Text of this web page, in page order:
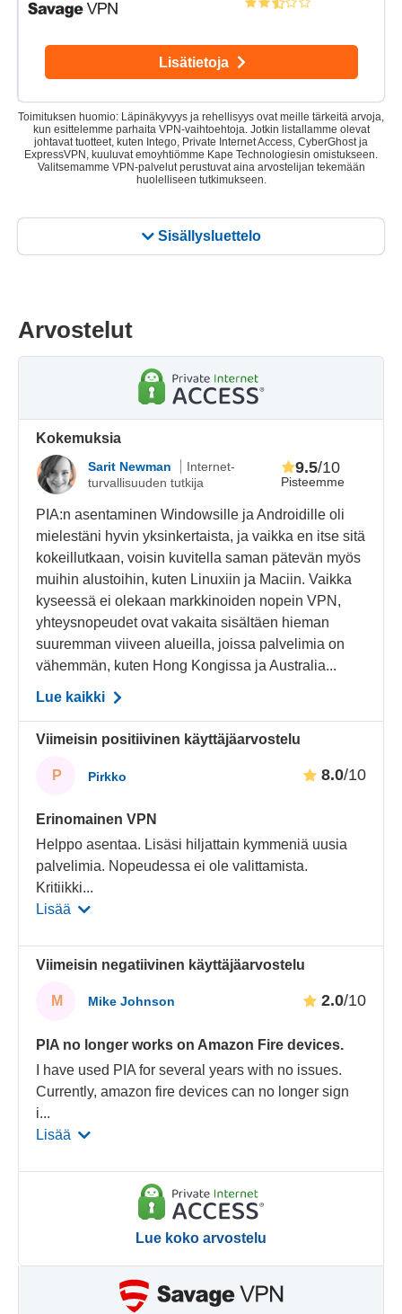
Sisällysluettelo
Lisätietoja
Toimituksen huomio: Läpinäkyvyys ja rehellisyys ovat meille tärkeitä arvoja,
kun esittelemme parhaita VPN-vaihtoehtoja. Jotkin listallamme olevat
johtavat tuotteet, kuten Intego, Private Internet Access, CyberGhost ja
ExpressVPN, kuuluvat emoyhtiömme Kape Technologiesin omistukseen.
Valitsemamme VPN-palvelut perustuvat aina arvostelijan tekemään
huolelliseen tutkimukseen.
Arvostelut
Kokemuksia
Sarit Newman
Internet-
turvallisuuden tutkija
Pisteemme
9.5/10
PIA:n asentaminen Windowsille ja Androidille oli
mielestäni hyvin yksinkertaista, ja vaikka en itse sitä
kokeillutkaan, voisin kuvitella saman pätevän myös
muihin alustoihin, kuten Linuxiin ja Maciin. Vaikka
kyseessä ei olekaan markkinoiden nopein VPN,
yhteysnopeudet ovat vakaita sisältäen hieman
suuremman viiveen alueilla, joissa palvelimia on
vähemmän, kuten Hong Kongissa ja Australia...
Lue kaikki
Viimeisin positiivinen käyttäjäarvostelu
P Pirkko 8.0/10
Erinomainen VPN
Helppo asentaa. Lisäsi hiljattain kymmeniä uusia
palvelimia. Nopeudessa ei ole valittamista.
Kritiikki...
Lisää
Viimeisin negatiivinen käyttäjäarvostelu
M Mike Johnson 2.0/10
PIA no longer works on Amazon Fire devices.
I have used PIA for several years with no issues.
Currently, amazon fire devices can no longer sign
i...
Lisää
Lue koko arvostelu